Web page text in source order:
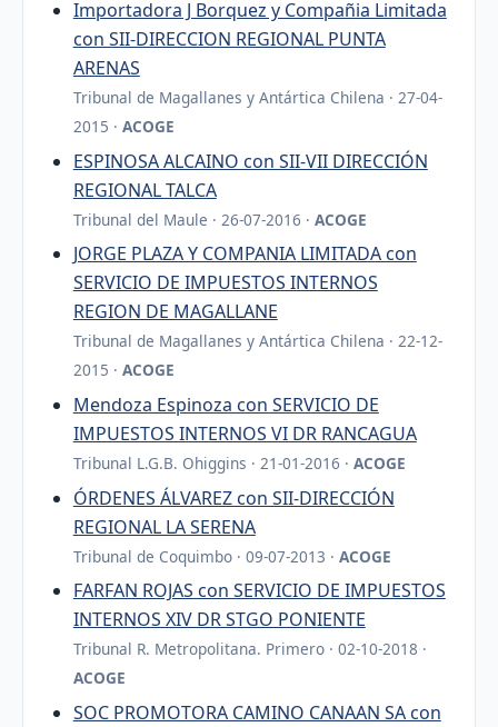
Importadora J Borquez y Compañia Limitada
con SII-DIRECCION REGIONAL PUNTA
ARENAS
Tribunal de Magallanes y Antártica Chilena · 27-04-
2015 · ACOGE
ESPINOSA ALCAINO con SII-VII DIRECCIÓN
REGIONAL TALCA
Tribunal del Maule · 26-07-2016 · ACOGE
JORGE PLAZA Y COMPANIA LIMITADA con
SERVICIO DE IMPUESTOS INTERNOS
REGION DE MAGALLANE
Tribunal de Magallanes y Antártica Chilena · 22-12-
2015 · ACOGE
Mendoza Espinoza con SERVICIO DE
IMPUESTOS INTERNOS VI DR RANCAGUA
Tribunal L.G.B. Ohiggins · 21-01-2016 · ACOGE
ÓRDENES ÁLVAREZ con SII-DIRECCIÓN
REGIONAL LA SERENA
Tribunal de Coquimbo · 09-07-2013 · ACOGE
FARFAN ROJAS con SERVICIO DE IMPUESTOS
INTERNOS XIV DR STGO PONIENTE
Tribunal R. Metropolitana. Primero · 02-10-2018 ·
ACOGE
SOC PROMOTORA CAMINO CANAAN SA con